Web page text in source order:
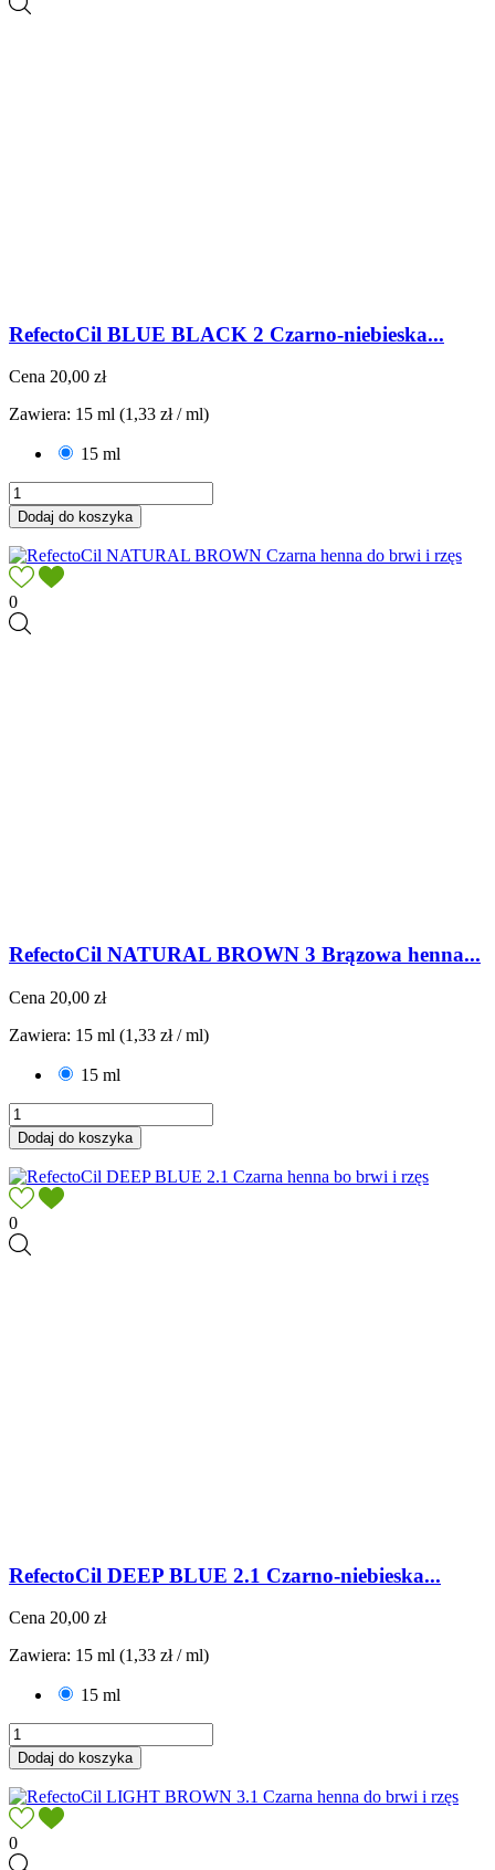
RefectoCil BLUE BLACK 2 Czarno-niebieska...
Cena 20,00 zł
Zawiera: 15 ml (1,33 zł / ml)
15 ml
Dodaj do koszyka
0
RefectoCil NATURAL BROWN 3 Brązowa henna...
Cena 20,00 zł
Zawiera: 15 ml (1,33 zł / ml)
15 ml
Dodaj do koszyka
0
RefectoCil DEEP BLUE 2.1 Czarno-niebieska...
Cena 20,00 zł
Zawiera: 15 ml (1,33 zł / ml)
15 ml
Dodaj do koszyka
0